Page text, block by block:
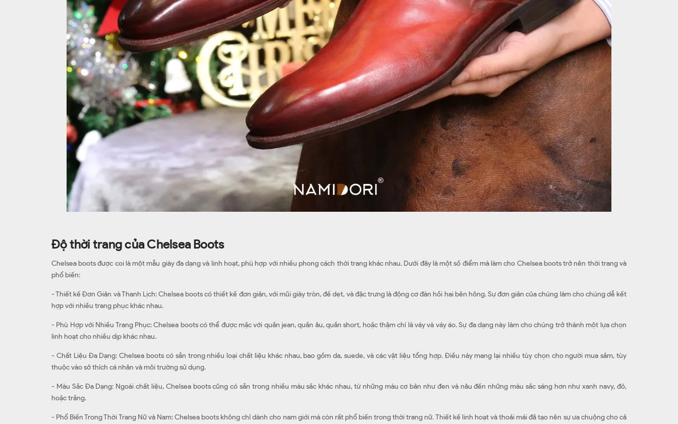
Độ thời trang của Chelsea Boots
Chelsea boots được coi là một mẫu giày đa dạng và linh hoạt, phù hợp với nhiều phong cách thời trang khác nhau. Dưới đây là một số điểm mà làm cho Chelsea boots trở nên thời trang và
phổ biến:
- Thiết kế Đơn Giản và Thanh Lịch: Chelsea boots có thiết kế đơn giản, với mũi giày tròn, đế dẹt, và đặc trưng là động cơ đàn hồi hai bên hông. Sự đơn giản của chúng làm cho chúng dễ kết
hợp với nhiều trang phục khác nhau.
- Phù Hợp với Nhiều Trang Phục: Chelsea boots có thể được mặc với quần jean, quần âu, quần short, hoặc thậm chí là váy và váy áo. Sự đa dạng này làm cho chúng trở thành một lựa chọn
linh hoạt cho nhiều dịp khác nhau.
- Chất Liệu Đa Dạng: Chelsea boots có sẵn trong nhiều loại chất liệu khác nhau, bao gồm da, suede, và các vật liệu tổng hợp. Điều này mang lại nhiều tùy chọn cho người mua sắm, tùy
thuộc vào sở thích cá nhân và môi trường sử dụng.
- Màu Sắc Đa Dạng: Ngoài chất liệu, Chelsea boots cũng có sẵn trong nhiều màu sắc khác nhau, từ những màu cơ bản như đen và nâu đến những màu sắc sáng hơn như xanh navy, đỏ,
hoặc trắng.
- Phổ Biến Trong Thời Trang Nữ và Nam: Chelsea boots không chỉ dành cho nam giới mà còn rất phổ biến trong thời trang nữ. Thiết kế linh hoạt và thoải mái đã tạo nên sự ưa chuộng cho cả